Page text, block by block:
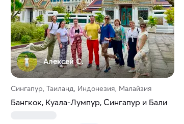
Алексей С.
Сингапур, Таиланд, Индонезия, Малайзия
Бангкок, Куала-Лумпур, Сингапур и Бали